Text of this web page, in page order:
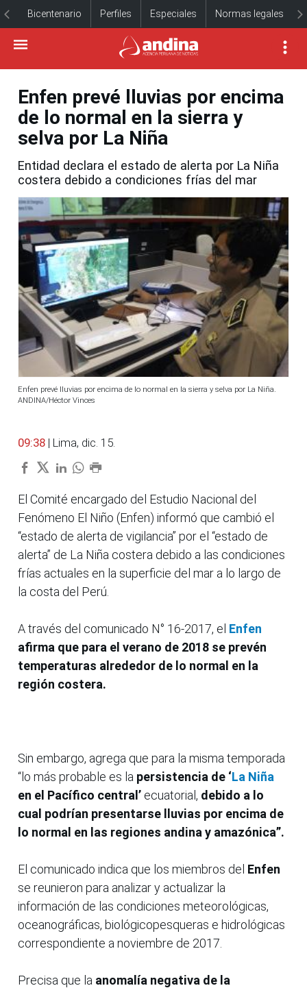
Bicentenario Perfiles Especiales Normas legales
Enfen prevé lluvias por encima
de lo normal en la sierra y
selva por La Niña
Entidad declara el estado de alerta por La Niña
costera debido a condiciones frías del mar
Enfen prevé lluvias por encima de lo normal en la sierra y selva por La Niña.
ANDINA/Héctor Vinces
09:38 | Lima, dic. 15.
El Comité encargado del Estudio Nacional del
Fenómeno El Niño (Enfen) informó que cambió el
“estado de alerta de vigilancia” por el “estado de
alerta” de La Niña costera debido a las condiciones
frías actuales en la superficie del mar a lo largo de
la costa del Perú.
A través del comunicado N° 16-2017, el Enfen
afirma que para el verano de 2018 se prevén
temperaturas alrededor de lo normal en la
región costera.
Sin embargo, agrega que para la misma temporada
“lo más probable es la persistencia de ‘La Niña
en el Pacífico central’ ecuatorial, debido a lo
cual podrían presentarse lluvias por encima de
lo normal en las regiones andina y amazónica”.
El comunicado indica que los miembros del Enfen
se reunieron para analizar y actualizar la
información de las condiciones meteorológicas,
oceanográficas, biológicopesqueras e hidrológicas
correspondiente a noviembre de 2017.
Precisa que la anomalía negativa de la